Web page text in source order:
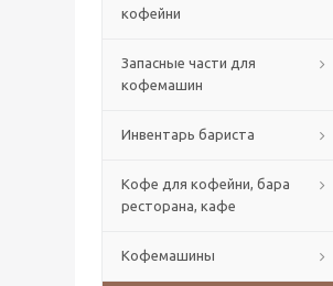
кофейни
Запасные части для
кофемашин
Инвентарь бариста
Кофе для кофейни, бара
ресторана, кафе
Кофемашины